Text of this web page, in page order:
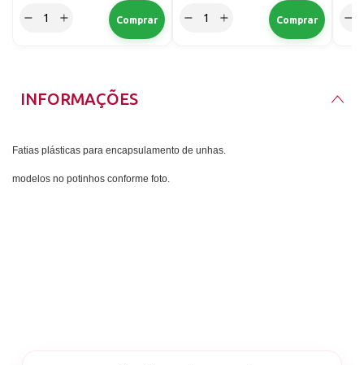
INFORMAÇÕES
Fatias plásticas para encapsulamento de unhas.
modelos no potinhos conforme foto.